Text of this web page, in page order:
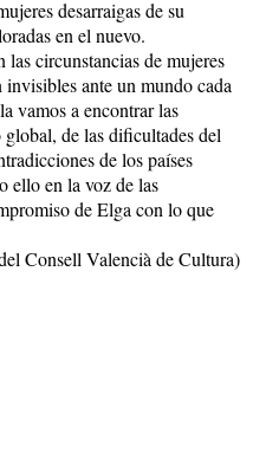
desarraigas de su
en el nuevo.
las circunstancias de mujeres
invisibles ante un mundo cada
vamos a encontrar las
de las dificultades del
de los países
ello en la voz de las
de Elga con lo que
Consell Valencià de Cultura)